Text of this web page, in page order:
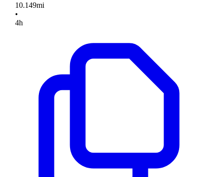
10.149mi
•
4h